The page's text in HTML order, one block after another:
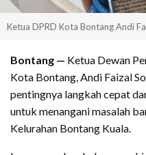
Ketua DPRD Kota Bontang Andi
Bontang — Ketua Dewan
Kota Bontang, Andi Faizal
pentingnya langkah cepat
untuk menangani masalah
Kelurahan Bontang Kuala.